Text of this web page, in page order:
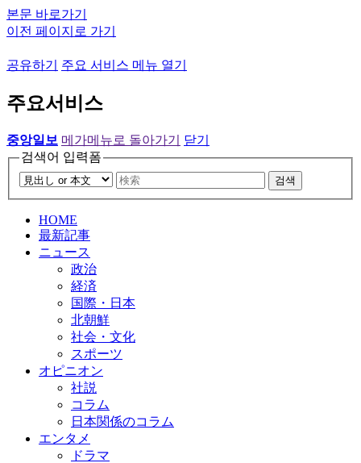
본문 바로가기
이전 페이지로 가기
공유하기 주요 서비스 메뉴 열기
주요서비스
중앙일보 메가메뉴로 돌아가기
닫기
검색어 입력폼
검색
HOME
最新記事
ニュース
政治
経済
国際・日本
北朝鮮
社会・文化
スポーツ
オピニオン
社説
コラム
日本関係のコラム
エンタメ
ドラマ